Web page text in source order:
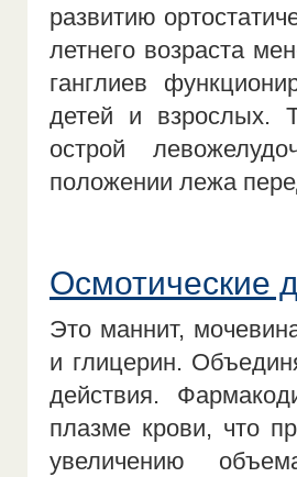
развитию
летнего возраста
ганглиев
детей и взрослых.
острой
положении лежа
Осмотические
Это маннит,
и глицерин.
действия.
плазме крови, что
увеличению